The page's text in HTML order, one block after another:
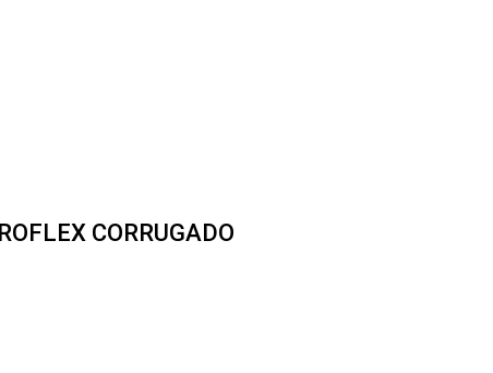
CORRUGADO